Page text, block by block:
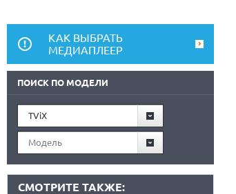
КАК ВЫБРАТЬ
МЕДИАПЛЕЕР
ПОИСК ПО МОДЕЛИ
TViX
Модель
СМОТРИТЕ ТАКЖЕ: